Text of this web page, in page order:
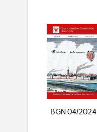
BGN 04/2024